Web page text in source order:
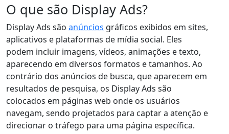
O que são Display Ads?
Display Ads são anúncios gráficos exibidos em sites,
aplicativos e plataformas de mídia social. Eles
podem incluir imagens, vídeos, animações e texto,
aparecendo em diversos formatos e tamanhos. Ao
contrário dos anúncios de busca, que aparecem em
resultados de pesquisa, os Display Ads são
colocados em páginas web onde os usuários
navegam, sendo projetados para captar a atenção e
direcionar o tráfego para uma página específica.